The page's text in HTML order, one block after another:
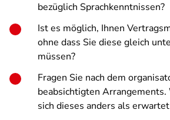
bezüglich Sprachkenntnissen?
Ist es möglich, Ihnen
ohne dass Sie diese gleich
müssen?
Fragen Sie nach dem
beabsichtigten
sich dieses anders als